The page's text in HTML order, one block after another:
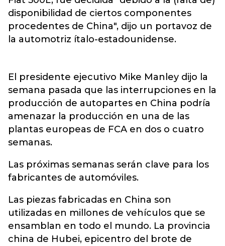
disponibilidad de ciertos componentes
procedentes de China", dijo un portavoz de
la automotriz ítalo-estadounidense.
El presidente ejecutivo Mike Manley dijo la
semana pasada que las interrupciones en la
producción de autopartes en China podría
amenazar la producción en una de las
plantas europeas de FCA en dos o cuatro
semanas.
Las próximas semanas serán clave para los
fabricantes de automóviles.
Las piezas fabricadas en China son
utilizadas en millones de vehículos que se
ensamblan en todo el mundo. La provincia
china de Hubei, epicentro del brote de